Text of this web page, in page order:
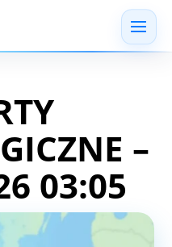
–
03:05